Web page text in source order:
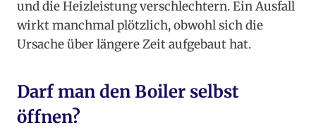
und die Heizleistung verschlechtern. Ein Ausfall
wirkt manchmal plötzlich, obwohl sich die
Ursache über längere Zeit aufgebaut hat.
Darf man den Boiler selbst
öffnen?